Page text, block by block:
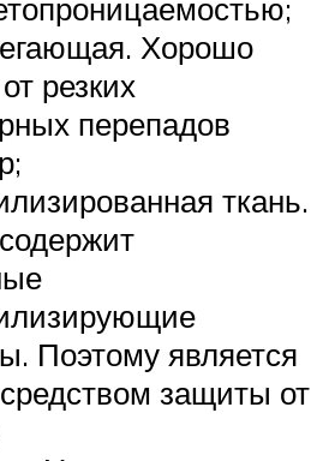
Хорошо
резких
перепадов
ткань.
Поэтому является
защиты от